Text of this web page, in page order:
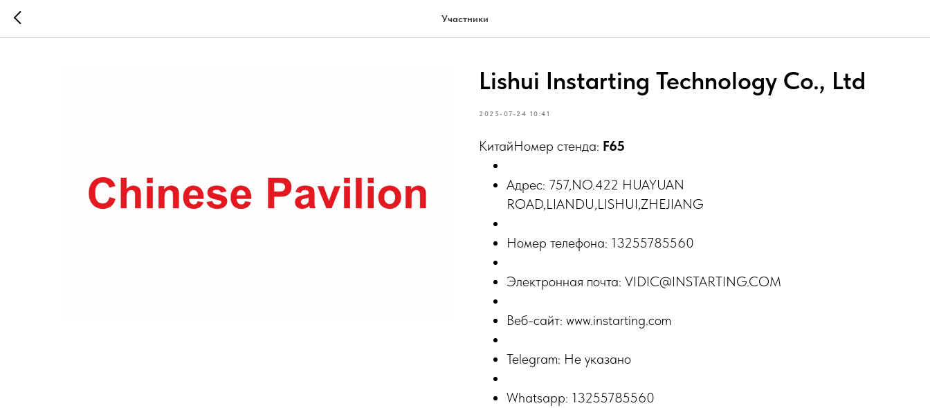
Участники
Lishui Instarting Technology Co., Ltd
2025-07-24 10:41
КитайНомер стенда: F65
Адрес: 757,NO.422 HUAYUAN
ROAD,LIANDU,LISHUI,ZHEJIANG
Номер телефона: 13255785560
Электронная почта: VIDIC@INSTARTING.COM
Веб-сайт: www.instarting.com
Telegram: Не указано
Whatsapp: 13255785560